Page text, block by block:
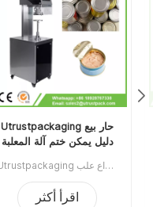
Utrustpackaging حار بيع
دليل يمكن ختم آلة المعلبة
Utrustpackaging دليل البيع الساخن للعلبة ، آلة ختم الطعام المعلب ، مناسبة لإغلاق جميع أنواع علب PET / علب الورق المركبة ، علب الصفيح أو غيرها من الحاويات المستديرة. كفاءة عالية عن طريق النقل الميكانيكي ، الهياكل البسيطة والملائمة للصيانة ، وخفيفة الوزن وسهلة التشغيل.الحد الأدنى للطلب:1قسط:تي / تميناء الشحن:قوانغتشوالمنطقة الأصلية:الصينمهلة:3-5 أيام بعد تلقي الودائع
اقرأ أكثر